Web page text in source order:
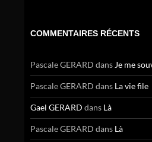
COMMENTAIRES RÉCENTS
Pascale GERARD dans Je me
Pascale GERARD dans La vie file
Gael GERARD dans Là
Pascale GERARD dans Là